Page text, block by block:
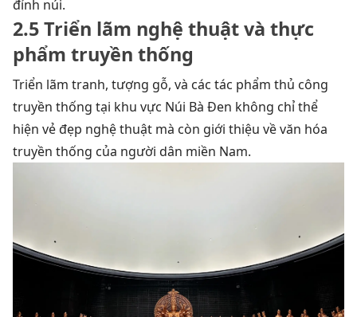
đỉnh núi.
2.5 Triển lãm nghệ thuật và thực
phẩm truyền thống
Triển lãm tranh, tượng gỗ, và các tác phẩm thủ công
truyền thống tại khu vực Núi Bà Đen không chỉ thể
hiện vẻ đẹp nghệ thuật mà còn giới thiệu về văn hóa
truyền thống của người dân miền Nam.